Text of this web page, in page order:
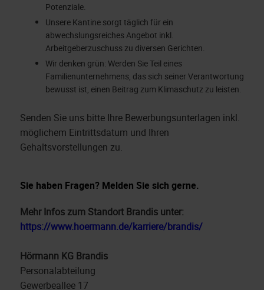
Potenziale.
Unsere Kantine sorgt täglich für ein
abwechslungsreiches Angebot inkl.
Arbeitgeberzuschuss zu diversen Gerichten.
Wir denken grün: Werden Sie Teil eines
Familienunternehmens, das sich seiner Verantwortung
bewusst ist, einen Beitrag zum Klimaschutz zu leisten.
Senden Sie uns bitte Ihre Bewerbungsunterlagen inkl.
möglichem Eintrittsdatum und Ihren
Gehaltsvorstellungen zu.
Sie haben Fragen? Melden Sie sich gerne.
Mehr Infos zum Standort Brandis unter:
https://www.hoermann.de/karriere/brandis/
Hörmann KG Brandis
Personalabteilung
Gewerbeallee 17